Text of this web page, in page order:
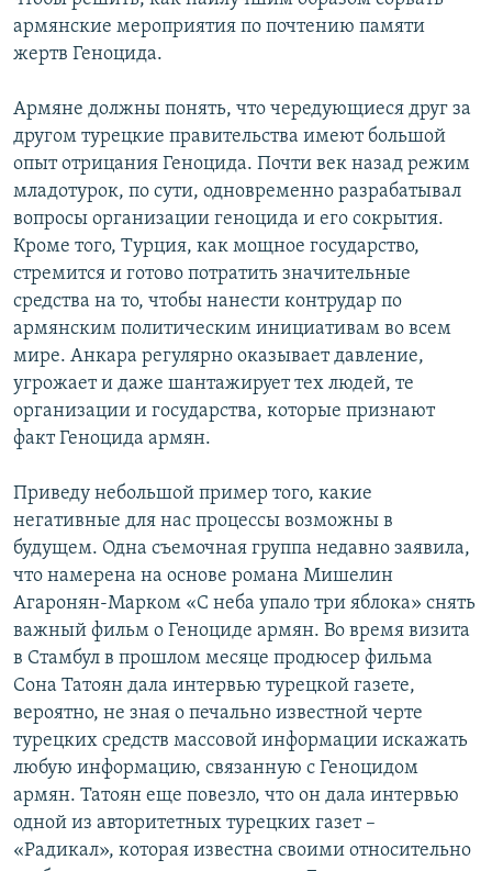
армянские мероприятия по почтению памяти
жертв Геноцида.
Армяне должны понять, что чередующиеся друг за
другом турецкие правительства имеют большой
опыт отрицания Геноцида. Почти век назад режим
младотурок, по сути, одновременно разрабатывал
вопросы организации геноцида и его сокрытия.
Кроме того, Турция, как мощное государство,
стремится и готово потратить значительные
средства на то, чтобы нанести контрудар по
армянским политическим инициативам во всем
мире. Анкара регулярно оказывает давление,
угрожает и даже шантажирует тех людей, те
организации и государства, которые признают
факт Геноцида армян.
Приведу небольшой пример того, какие
негативные для нас процессы возможны в
будущем. Одна съемочная группа недавно заявила,
что намерена на основе романа Мишелин
Агаронян-Марком «С неба упало три яблока» снять
важный фильм о Геноциде армян. Во время визита
в Стамбул в прошлом месяце продюсер фильма
Сона Татоян дала интервью турецкой газете,
вероятно, не зная о печально известной черте
турецких средств массовой информации искажать
любую информацию, связанную с Геноцидом
армян. Татоян еще повезло, что он дала интервью
одной из авторитетных турецких газет –
«Радикал», которая известна своими относительно